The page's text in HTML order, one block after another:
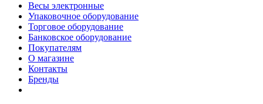
Весы электронные
Упаковочное оборудование
Торговое оборудование
Банковское оборудование
Покупателям
О магазине
Контакты
Бренды